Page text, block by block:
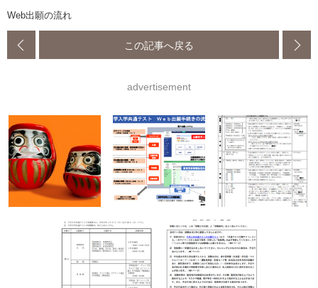
Web出願の流れ
この記事へ戻る
advertisement